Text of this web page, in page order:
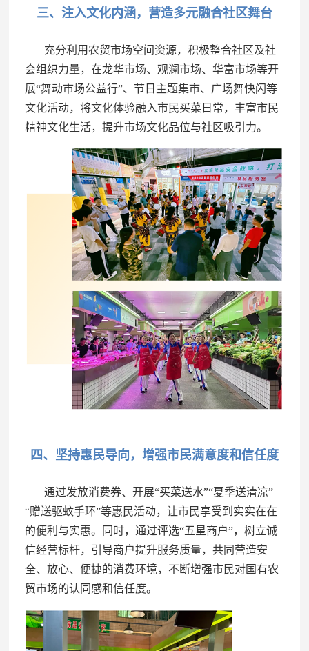
三、注入文化内涵，营造多元融合社区舞台
充分利用农贸市场空间资源，积极整合社区及社
会组织力量，在龙华市场、观澜市场、华富市场等开
展“舞动市场公益行”、节日主题集市、广场舞快闪等
文化活动，将文化体验融入市民买菜日常，丰富市民
精神文化生活，提升市场文化品位与社区吸引力。
四、坚持惠民导向，增强市民满意度和信任度
通过发放消费券、开展“买菜送水”“夏季送清凉”
“赠送驱蚊手环”等惠民活动，让市民享受到实实在在
的便利与实惠。同时，通过评选“五星商户”，树立诚
信经营标杆，引导商户提升服务质量，共同营造安
全、放心、便捷的消费环境，不断增强市民对国有农
贸市场的认同感和信任度。